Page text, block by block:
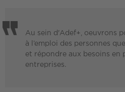
Au sein d'Adef+, oeuvrons
à l’emploi des personnes
et répondre aux besoins en
entreprises.